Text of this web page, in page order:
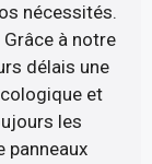
nécessités.
à notre
délais une
et
les
panneaux